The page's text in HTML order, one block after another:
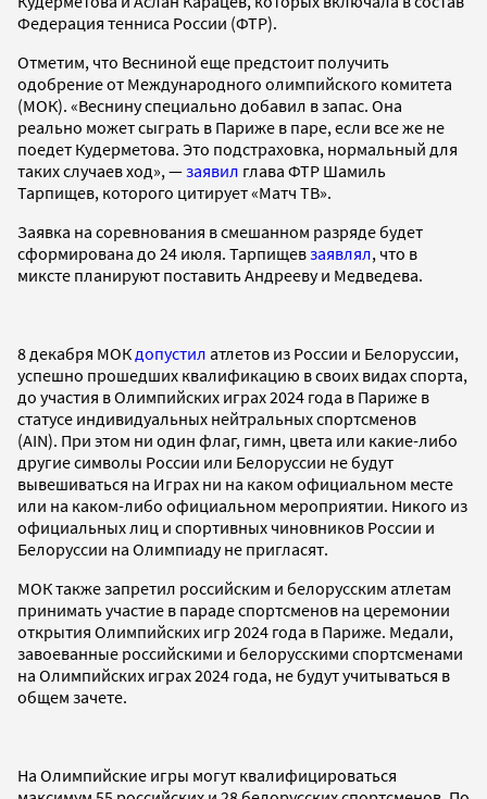
Федерация тенниса России (ФТР).
Отметим, что Весниной еще предстоит получить
одобрение от Международного олимпийского комитета
(МОК). «Веснину специально добавил в запас. Она
реально может сыграть в Париже в паре, если все же не
поедет Кудерметова. Это подстраховка, нормальный для
таких случаев ход», —заявил глава ФТР Шамиль
Тарпищев, которого цитирует «Матч ТВ».
Заявка на соревнования в смешанном разряде будет
сформирована до 24 июля. Тарпищевзаявлял, что в
миксте планируют поставить Андрееву и Медведева.
8 декабря МОК допустил атлетов из России и Белоруссии,
успешно прошедших квалификацию в своих видах спорта,
до участия в Олимпийских играх 2024 года в Париже в
статусе индивидуальных нейтральных спортсменов
(AIN). При этом ни один флаг, гимн, цвета или какие-либо
другие символы России или Белоруссии не будут
вывешиваться на Играх ни на каком официальном месте
или на каком-либо официальном мероприятии. Никого из
официальных лиц и спортивных чиновников России и
Белоруссии на Олимпиаду не пригласят.
МОК также запретил российским и белорусским атлетам
принимать участие в параде спортсменов на церемонии
открытия Олимпийских игр 2024 года в Париже. Медали,
завоеванные российскими и белорусскими спортсменами
на Олимпийских играх 2024 года, не будут учитываться в
общем зачете.
На Олимпийские игры могут квалифицироваться